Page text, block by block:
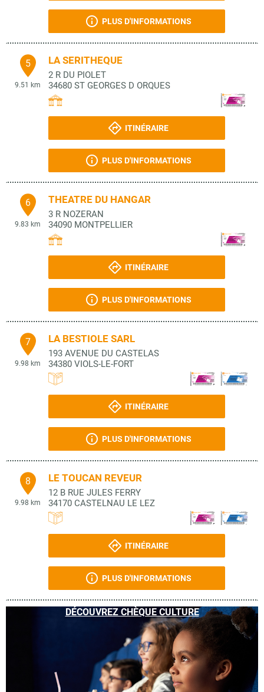
PLUS D'INFORMATIONS
5
9.51 km
LA SERITHEQUE
2 R DU PIOLET
34680 ST GEORGES D ORQUES
ITINÉRAIRE
PLUS D'INFORMATIONS
6
9.83 km
THEATRE DU HANGAR
3 R NOZERAN
34090 MONTPELLIER
ITINÉRAIRE
PLUS D'INFORMATIONS
7
9.98 km
LA BESTIOLE SARL
193 AVENUE DU CASTELAS
34380 VIOLS-LE-FORT
ITINÉRAIRE
PLUS D'INFORMATIONS
8
9.98 km
LE TOUCAN REVEUR
12 B RUE JULES FERRY
34170 CASTELNAU LE LEZ
ITINÉRAIRE
PLUS D'INFORMATIONS
DÉCOUVREZ CHÈQUE CULTURE